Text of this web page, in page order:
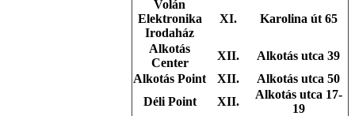
Volán
Elektronika
Irodaház
XI. Karolina út 65
Alkotás
Center
XII.
Alkotás utca 39
Alkotás Point
XII.
Alkotás utca 50
Déli Point
XII.
Alkotás utca 17-
19